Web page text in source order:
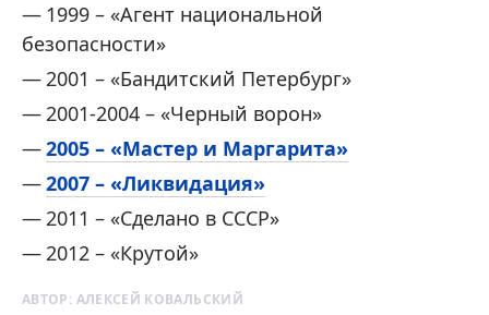
1999 – «Агент национальной
безопасности»
2001 – «Бандитский Петербург»
2001-2004 – «Черный ворон»
2005 – «Мастер и Маргарита»
2007 – «Ликвидация»
2011 – «Сделано в СССР»
2012 – «Крутой»
АВТОР: АЛЕКСЕЙ КОВАЛЬСКИЙ